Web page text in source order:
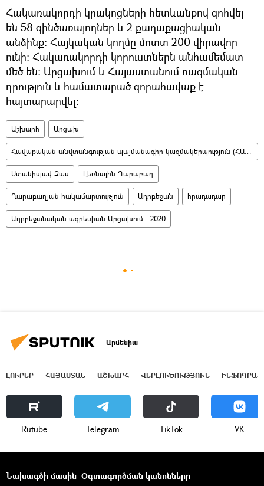
Հակառակորդի կրակոցների հետևանքով զոհվել
են 58 զինծառայողներ և 2 քաղաքացիական
անձինք։ Հայկական կողմը մոտտ 200 վիրավոր
ունի։ Հակառակորդի կորուստներն անհամեմատ
մեծ են։ Արցախում և Հայաստանում ռազմական
դրություն և համատարած զորահավաք է
հայտարարվել։
Աշխարհ Արցախ
Հավաքական անվտանգության պայմանագիր կազմակերպություն (ՀԱՊԿ)
Ստանիսլավ Զաս Լեռնային Ղարաբաղ
Ղարաբաղյան հակամարտություն Ադրբեջան հրադադար
Ադրբեջանական ագրեսիան Արցախում - 2020
Արմենիա
ԼՈՒՐԵՐ ՀԱՅԱՍՏԱՆ ԱՇԽԱՐՀ ՎԵՐԼՈՒԾՈՒԹՅՈՒՆ
Rutube Telegram ТikТоk VK
Նախագծի մասին Օգտագործման կանոնները